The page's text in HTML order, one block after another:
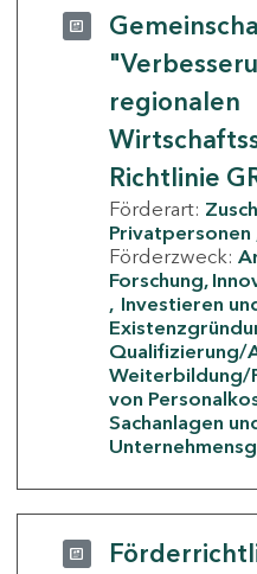
regionalen
Richtlinie
Förderart:
Privatpersonen
Förderzweck:
Forschung,
Investieren
Qualifizierung/
Weiterbildung/
von
Sachanlagen